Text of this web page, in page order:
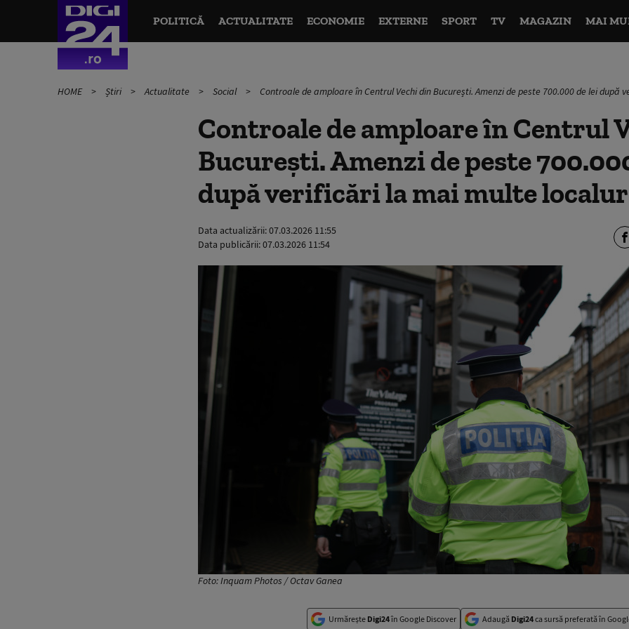
POLITICĂ ACTUALITATE ECONOMIE EXTERNE SPORT TV MAGAZIN MAI
HOME Știri Actualitate Social Controale de amploare în Centrul Vechi din București. Amenzi de peste 700.000 de lei după
Controale de amploare în Centrul
București. Amenzi de peste
după verificări la mai multe
Data actualizării:07.03.2026 11:55
Data publicării:07.03.2026 11:54
Foto: Inquam Photos / Octav Ganea
Urmărește Digi24în Google Discover Adaugă Digi24ca sursă preferată în